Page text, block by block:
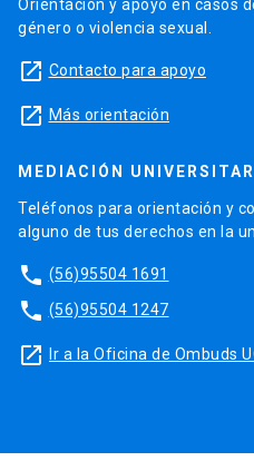
Orientación y apoyo en casos
género o violencia sexual.
launch Contacto para apoyo
launch Más orientación
MEDIACIÓN
Teléfonos para orientación y
alguno de tus derechos en la
phone (56)95504 1691
phone (56)95504 1247
launch Ir a la Oficina de Ombuds